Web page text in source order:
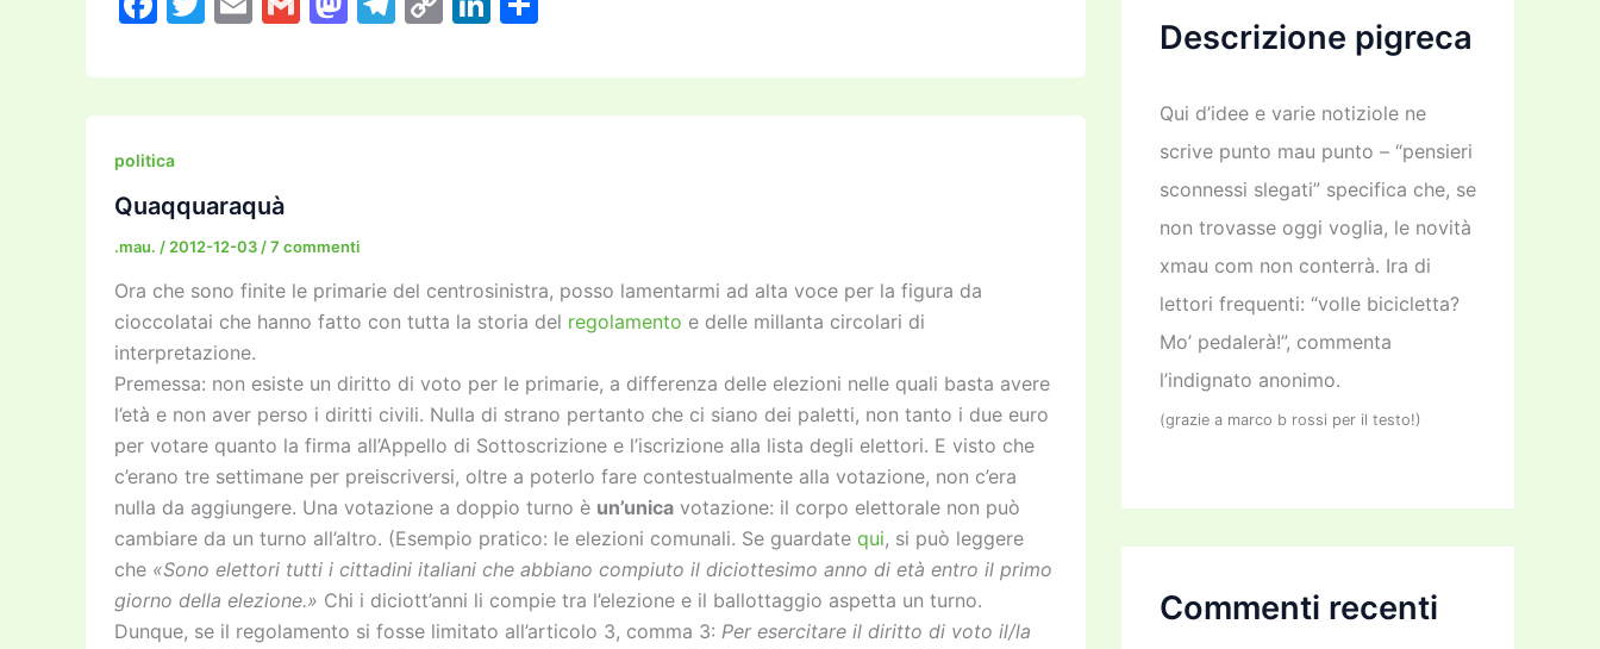
c
e
b
o
o
k
itt
er
ai
l
ai
l
st
o
n
e
gr
p
y
k
e
n
di
politica
Quaqquaraquà
.mau. / 2012-12-03 /7 commenti
Ora che sono finite le primarie del centrosinistra, posso lamentarmi ad alta voce per la figura da
cioccolatai che hanno fatto con tutta la storia del regolamento e delle millanta circolari di
interpretazione.
Premessa: non esiste un diritto di voto per le primarie, a differenza delle elezioni nelle quali basta avere
l’età e non aver perso i diritti civili. Nulla di strano pertanto che ci siano dei paletti, non tanto i due euro
per votare quanto la firma all’Appello di Sottoscrizione e l’iscrizione alla lista degli elettori. E visto che
c’erano tre settimane per preiscriversi, oltre a poterlo fare contestualmente alla votazione, non c’era
nulla da aggiungere. Una votazione a doppio turno è un’unica votazione: il corpo elettorale non può
cambiare da un turno all’altro. (Esempio pratico: le elezioni comunali. Se guardate qui, si può leggere
che «Sono elettori tutti i cittadini italiani che abbiano compiuto il diciottesimo anno di età entro il primo
giorno della elezione.» Chi i diciott’anni li compie tra l’elezione e il ballottaggio aspetta un turno.
Dunque, se il regolamento si fosse limitato all’articolo 3, comma 3: Per esercitare il diritto di voto il/la
Descrizione pigreca
Qui d’idee e varie notiziole ne
scrive punto mau punto – “pensieri
sconnessi slegati” specifica che, se
non trovasse oggi voglia, le novità
xmau com non conterrà. Ira di
lettori frequenti: “volle bicicletta?
Mo’ pedalerà!”, commenta
l’indignato anonimo.
(grazie a marco b rossi per il testo!)
Commenti recenti